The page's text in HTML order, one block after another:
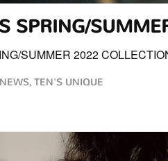
SPRING/
SUMMER 2022
NEWS TEN'S UNIQUE